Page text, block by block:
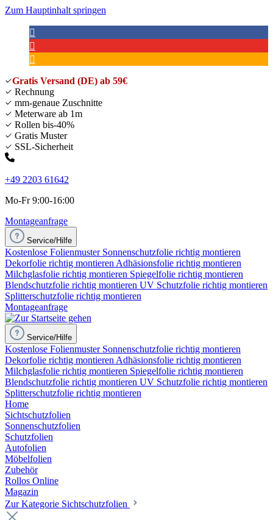
Zum Hauptinhalt springen
Gratis Versand (DE) ab 59€
Rechnung
mm-genaue Zuschnitte
Meterware ab 1m
Rollen bis-40%
Gratis Muster
SSL-Sicherheit
+49 2203 61642
Mo-Fr 9:00-16:00
Montageanfrage
Service/Hilfe
Kostenlose Folienmuster Sonnenschutzfolie richtig montieren
Dekorfolie richtig montieren Adhäsionsfolie richtig montieren
Milchglasfolie richtig montieren Spiegelfolie richtig montieren
Blendschutzfolie richtig montieren UV Schutzfolie richtig montieren
Splitterschutzfolie richtig montieren
Montageanfrage
Service/Hilfe
Kostenlose Folienmuster Sonnenschutzfolie richtig montieren
Dekorfolie richtig montieren Adhäsionsfolie richtig montieren
Milchglasfolie richtig montieren Spiegelfolie richtig montieren
Blendschutzfolie richtig montieren UV Schutzfolie richtig montieren
Splitterschutzfolie richtig montieren
Home
Sichtschutzfolien
Sonnenschutzfolien
Schutzfolien
Autofolien
Möbelfolien
Zubehör
Rollos Online
Magazin
Zur Kategorie Sichtschutzfolien